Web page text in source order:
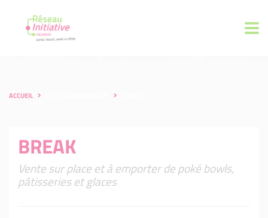
ACCUEIL
BREAK
Vente sur place et à emporter de poké bowls,
pâtisseries et glaces